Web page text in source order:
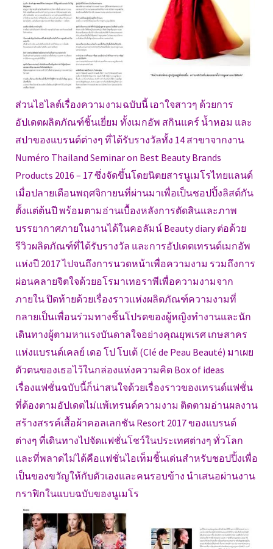
ส่วนไฮไลต์เรื่องความงามฉบับนี้ เอาใจสาวๆ ด้วยการ
อัปเดตผลิตภัณฑ์ชิ้นเยี่ยม ทั้งเมกอัพ สกินแคร์ น้ำหอม และ
สปาของแบรนด์ต่างๆ ที่ได้รับรางวัลทั้ง 14 สาขาจากงาน
Numéro Thailand Seminar on Best Beauty Brands
Products 2016 – 17 ซึ่งจัดขึ้นโดยนิตยสารนูเมโรไทยแลนด์
เมื่อปลายเดือนพฤศจิกายนที่ผ่านมาเพื่อเป็นชอปปิ้งลิสต์กัน
ตั้งแต่ต้นปี พร้อมตามอ่านเบื้องหลังการตัดสินและภาพ
บรรยากาศภายในงานได้ในคอลัมน์ Beauty diary ต่อด้วย
รีวิวผลิตภัณฑ์ที่ได้รับรางวัล และการอัปเดตเทรนด์เมกอัพ
แห่งปี 2017 ไปจนถึงการนวดหน้าเพื่อความงาม รวมถึงการ
ผ่อนคลายจิตใจด้วยอโรมาเทอราพีเพื่อความงามจาก
ภายใน ปิดท้ายด้วยเรื่องราวแห่งผลิตภัณฑ์ความงามที่
กลายเป็นเพื่อนร่วมทางชิ้นโปรดของผู้หญิงทำงานและนัก
เดินทางผู้ตามหาแรงบันดาลใจอย่างคุณยุพเรศ เกษสาคร
แห่งแบรนด์เคลย์ เดอ โป โบเต้ (Clé de Peau Beauté) มาเผย
ตัวตนของเธอไว้ในกล่องแห่งความคิด Box of ideas
เรื่องแฟชั่นฉบับนี้ก็น่าสนใจด้วยเรื่องราวของเทรนด์แฟชั่น
ที่ต้องตามอัปเดตไม่แพ้เทรนด์ความงาม ติดตามอ่านผลงาน
สร้างสรรค์เสื้อผ้าคอลเลกชัน Resort 2017 ของแบรนด์
ต่างๆ ที่เดินทางไปจัดแฟชั่นโชว์ในประเทศต่างๆ ทั่วโลก
และที่พลาดไม่ได้คือแฟชั่นไอเท็มชิ้นเด่นสำหรับชอปปิ้งเพื่อ
เป็นของขวัญให้กับตัวเองและคนรอบข้าง นำเสนอผ่านงาน
กราฟิกในแบบฉบับของนูเมโร